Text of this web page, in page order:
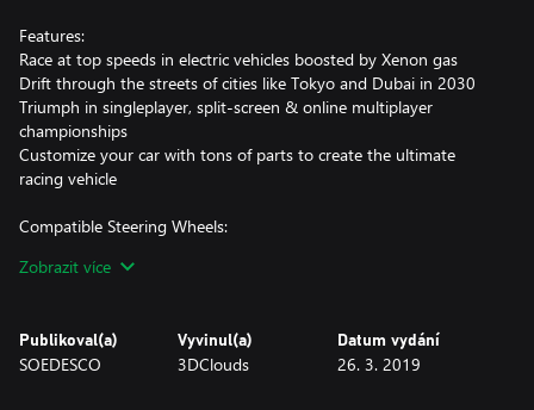
Features:
Race at top speeds in electric vehicles boosted by Xenon gas
Drift through the streets of cities like Tokyo and Dubai in 2030
Triumph in singleplayer, split-screen & online multiplayer
championships
Customize your car with tons of parts to create the ultimate
racing vehicle
Compatible Steering Wheels:
TX Racing
TS-XW
Zobrazit více
Publikoval(a)
SOEDESCO
Vyvinul(a)
3DClouds
Datum vydání
26. 3. 2019